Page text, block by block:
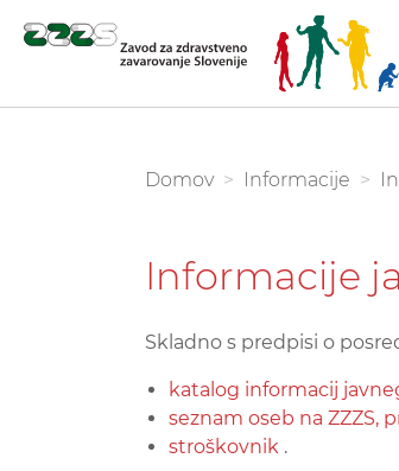
You are here:
Domov Informacije
Informacije
Skladno s predpisi o
katalog informacij
seznam oseb na ZZZS,
stroškovnik .